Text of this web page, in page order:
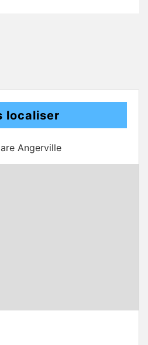
localiser
Angerville